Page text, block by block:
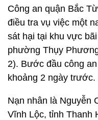
Công an quận Bắc
điều tra vụ việc một
sát hại tại khu vực
phường Thụy
2). Bước đầu công
khoảng 2 ngày trước.
Nạn nhân là Nguyễn
Vĩnh Lộc, tỉnh Thanh